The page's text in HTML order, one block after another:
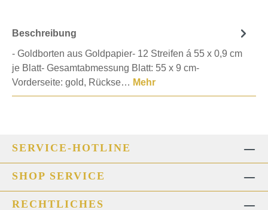
Beschreibung
- Goldborten aus Goldpapier- 12 Streifen á 55 x 0,9 cm
je Blatt- Gesamtabmessung Blatt: 55 x 9 cm-
Vorderseite: gold, Rückse… Mehr
SERVICE-HOTLINE
SHOP SERVICE
RECHTLICHES